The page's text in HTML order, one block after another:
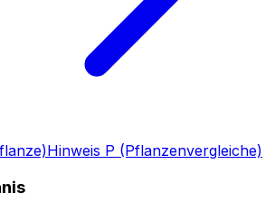
Hinweis P (Pflanzenvergleiche)